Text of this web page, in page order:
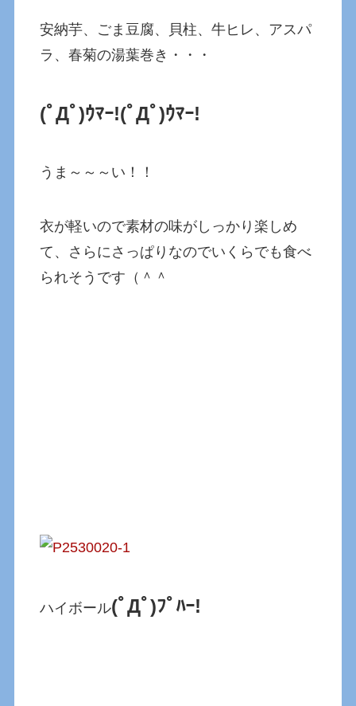
安納芋、ごま豆腐、貝柱、牛ヒレ、アスパ
ラ、春菊の湯葉巻き・・・
(ﾟДﾟ)ｳﾏｰ!(ﾟДﾟ)ｳﾏｰ!
うま～～～い！！
衣が軽いので素材の味がしっかり楽しめ
て、さらにさっぱりなのでいくらでも食べ
られそうです（＾＾
ハイボール(ﾟДﾟ)ﾌﾟﾊｰ!